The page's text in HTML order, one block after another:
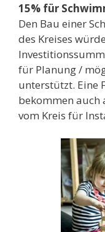
15% für
Den Bau einer
des Kreises
für Planung /
unterstützt. Eine
bekommen
vom Kreis für